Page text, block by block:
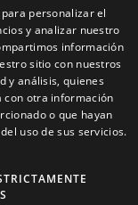
Redes Sociales
personalizar el
y analizar nuestro
información
sitio con nuestros
y análisis, quienes
con otra información
o que hayan
uso de sus servicios.